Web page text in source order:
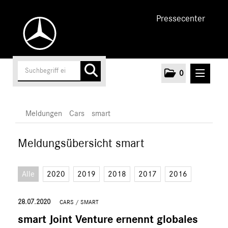
Pressecenter
0
AMG
Mercedes-Benz
Meldungen Cars smart
Meldungsübersicht smart
Alle 2020 2019 2018 2017 2016
28.07.2020 CARS / SMART
smart Joint Venture ernennt globales